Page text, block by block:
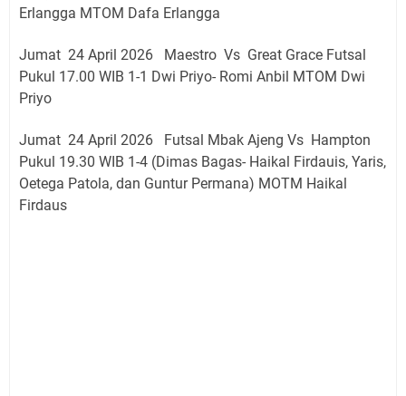
Erlangga MTOM Dafa Erlangga
Jumat 24 April 2026 Maestro Vs Great Grace Futsal
Pukul 17.00 WIB 1-1 Dwi Priyo- Romi Anbil MTOM Dwi
Priyo
Jumat 24 April 2026 Futsal Mbak Ajeng Vs Hampton
Pukul 19.30 WIB 1-4 (Dimas Bagas- Haikal Firdauis, Yaris,
Oetega Patola, dan Guntur Permana) MOTM Haikal
Firdaus